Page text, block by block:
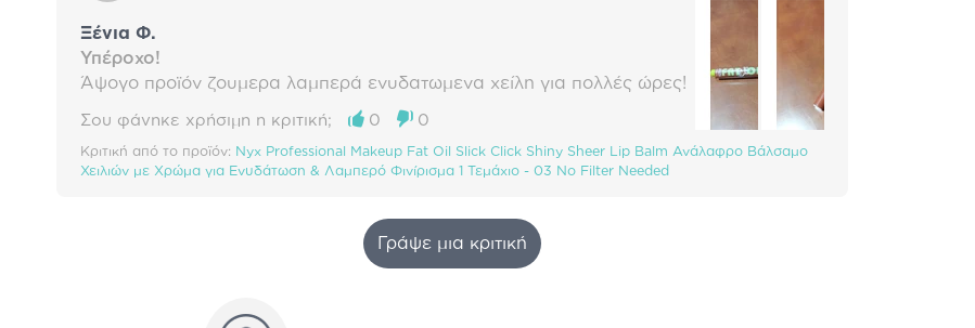
Ξένια Φ.
Υπέροχο!
Άψογο προϊόν ζουμερα λαμπερά ενυδατωμενα χείλη για πολλές ώρες!
Σου φάνηκε χρήσιμη η κριτική; 0 0
Κριτική από το προϊόν: Nyx Professional Makeup Fat Oil Slick Click Shiny Sheer Lip Balm Ανάλαφρο Βάλσαμο
Χειλιών με Χρώμα για Ενυδάτωση & Λαμπερό Φινίρισμα 1 Τεμάχιο - 03 No Filter Needed
Γράψε μια κριτική